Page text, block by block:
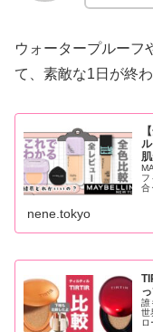
ウォータープルーフ
て、素敵な1日が終
フ
合
nene.tokyo
誰
世